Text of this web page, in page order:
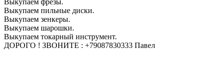
Выкупаем фрезы.
Выкупаем пильные диски.
Выкупаем зенкеры.
Выкупаем шарошки.
Выкупаем токарный инструмент.
ДОРОГО ! ЗВОНИТЕ : +79087830333 Павел